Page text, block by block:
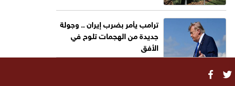
ترامب يأمر بضرب إيران .. وجولة
جديدة من الهجمات تلوح في
الأفق